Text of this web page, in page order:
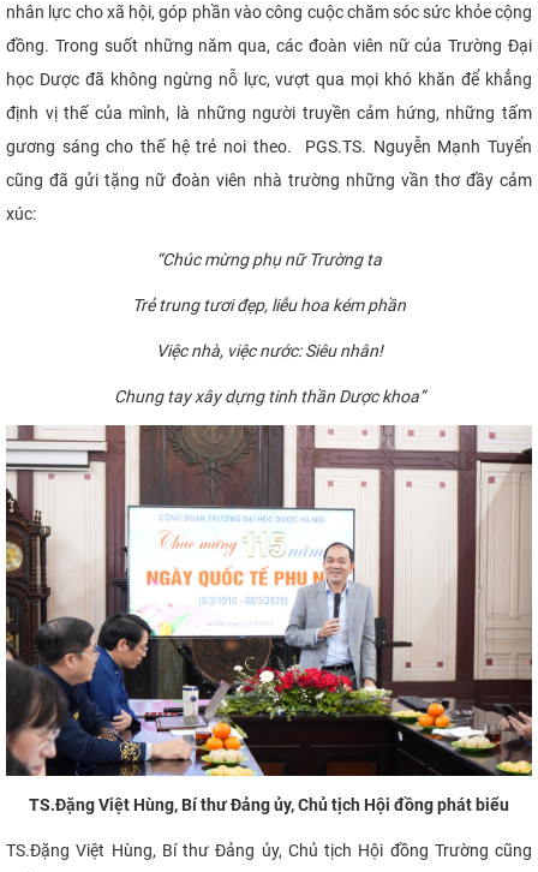
nhân lực cho xã hội, góp phần vào công cuộc chăm sóc sức khỏe cộng
đồng. Trong suốt những năm qua, các đoàn viên nữ của Trường Đại
học Dược đã không ngừng nỗ lực, vượt qua mọi khó khăn để khẳng
định vị thế của mình, là những người truyền cảm hứng, những tấm
gương sáng cho thế hệ trẻ noi theo. PGS.TS. Nguyễn Mạnh Tuyển
cũng đã gửi tặng nữ đoàn viên nhà trường những vần thơ đầy cảm
xúc:
“Chúc mừng phụ nữ Trường ta
Trẻ trung tươi đẹp, liễu hoa kém phần
Việc nhà, việc nước: Siêu nhân!
Chung tay xây dựng tinh thần Dược khoa”
TS.Đặng Việt Hùng, Bí thư Đảng ủy, Chủ tịch Hội đồng phát biểu
TS.Đặng Việt Hùng, Bí thư Đảng ủy, Chủ tịch Hội đồng Trường cũng